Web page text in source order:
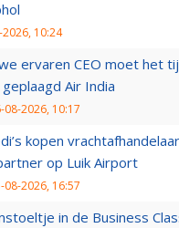
2026, 10:24
ervaren CEO moet het
Air India
08-2026, 10:17
kopen vrachtafhandelaar
op Luik Airport
08-2026, 16:57
in de Business